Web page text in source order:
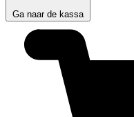
Ga naar de kassa